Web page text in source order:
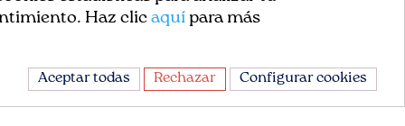
+34 93 665 13 35
Haz clicaquípara más
Aceptar todas Rechazar Configurar cookies